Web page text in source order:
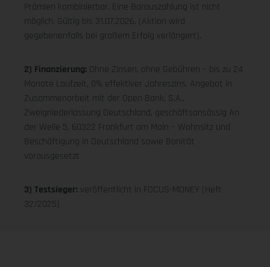
Prämien kombinierbar. Eine Barauszahlung ist nicht
möglich. Gültig bis 31.07.2026. (Aktion wird
gegebenenfalls bei großem Erfolg verlängert).
2) Finanzierung: Ohne Zinsen, ohne Gebühren – bis zu 24
Monate Laufzeit, 0% effektiver Jahreszins. Angebot in
Zusammenarbeit mit der Open Bank, S.A.,
Zweigniederlassung Deutschland, geschäftsansässig An
der Welle 5, 60322 Frankfurt am Main – Wohnsitz und
Beschäftigung in Deutschland sowie Bonität
vorausgesetzt
3) Testsieger: veröffentlicht in FOCUS-MONEY (Heft
32/2025)